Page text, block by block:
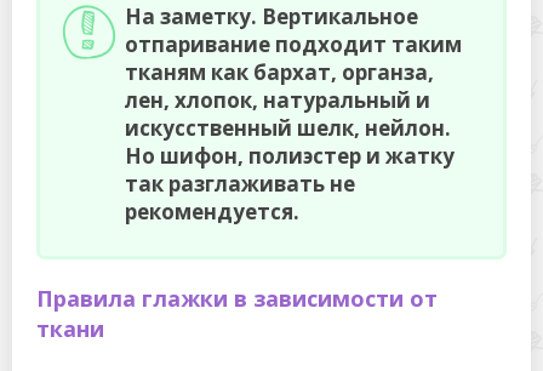
На заметку. Вертикальное
отпаривание подходит таким
тканям как бархат, органза,
лен, хлопок, натуральный и
искусственный шелк, нейлон.
Но шифон, полиэстер и жатку
так разглаживать не
рекомендуется.
Правила глажки в зависимости от
ткани